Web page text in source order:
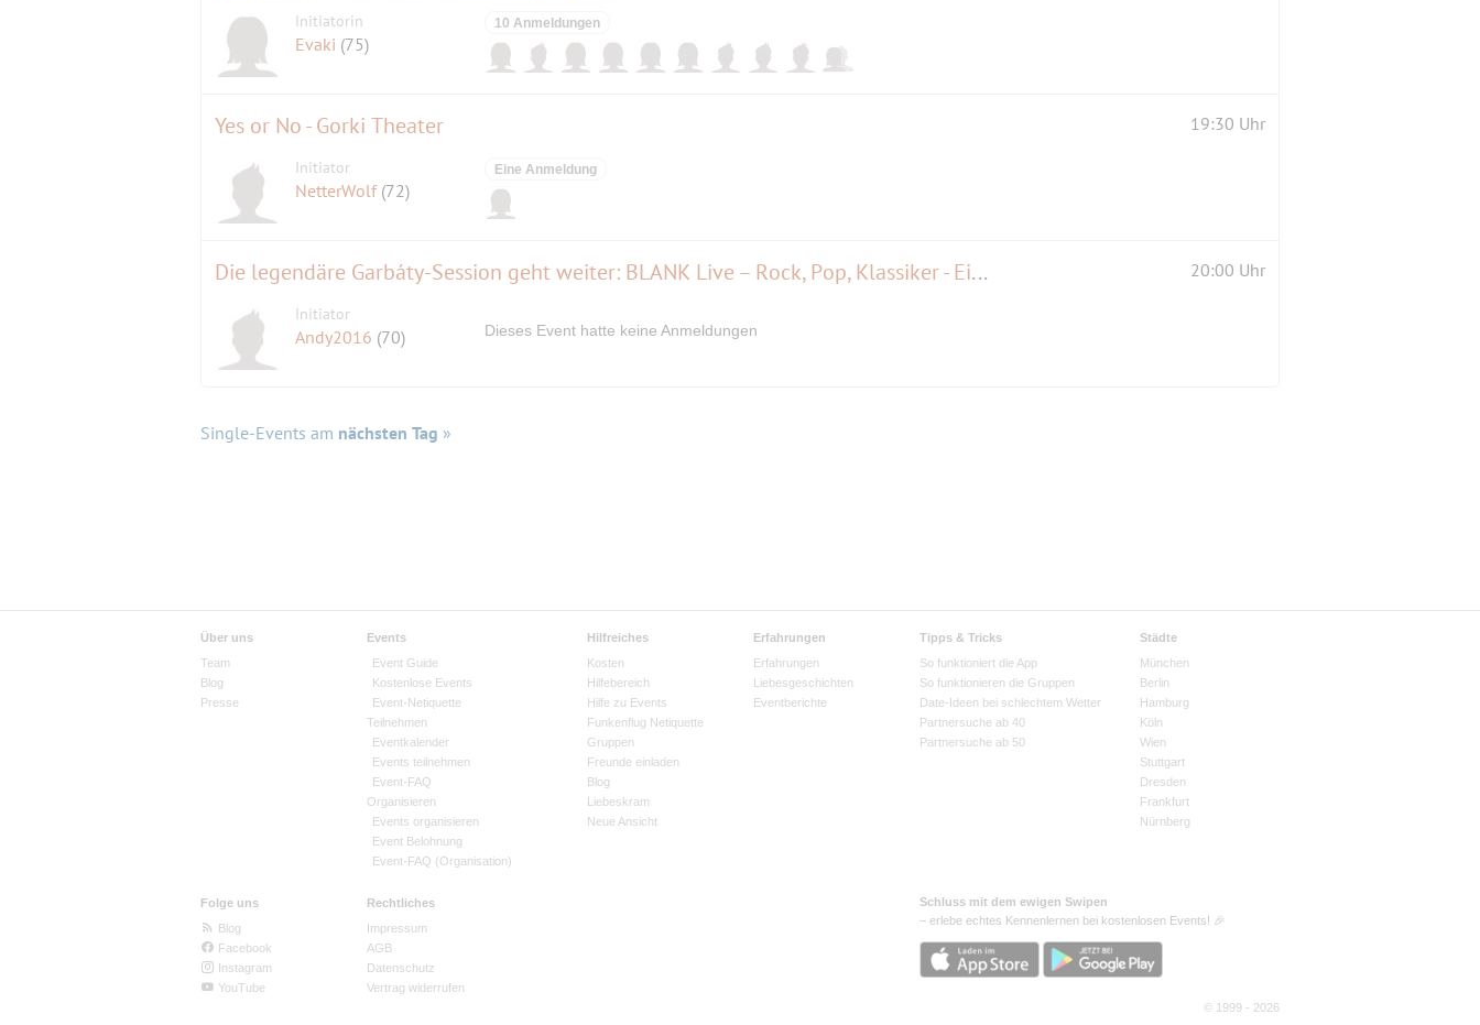
Initiatorin
Evaki (75)
10 Anmeldungen
Yes or No - Gorki Theater 19:30 Uhr
Initiator
NetterWolf (72)
Eine Anmeldung
Die legendäre Garbáty-Session geht weiter: BLANK Live – Rock, Pop, Klassiker - Eintritt frei 20:00 Uhr
Initiator
Andy2016 (70) Dieses Event hatte keine Anmeldungen
Single-Events am nächsten Tag »
Über uns
Team
Blog
Presse
Events
Event Guide
Kostenlose Events
Event-Netiquette
Teilnehmen
Eventkalender
Events teilnehmen
Event-FAQ
Organisieren
Events organisieren
Event Belohnung
Event-FAQ (Organisation)
Hilfreiches
Kosten
Hilfebereich
Hilfe zu Events
Funkenflug Netiquette
Gruppen
Freunde einladen
Blog
Liebeskram
Neue Ansicht
Erfahrungen
Erfahrungen
Liebesgeschichten
Eventberichte
Tipps & Tricks
So funktioniert die App
So funktionieren die Gruppen
Date-Ideen bei schlechtem Wetter
Partnersuche ab 40
Partnersuche ab 50
Städte
München
Berlin
Hamburg
Köln
Wien
Stuttgart
Dresden
Frankfurt
Nürnberg
Folge uns
Blog
Facebook
Instagram
YouTube
Rechtliches
Impressum
AGB
Datenschutz
Vertrag widerrufen
Schluss mit dem ewigen Swipen
– erlebe echtes Kennenlernen bei kostenlosen Events! 🎉
© 1999 - 2026